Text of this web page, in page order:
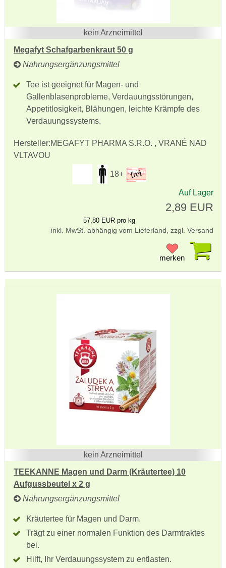
kein Arzneimittel
Megafyt Schafgarbenkraut 50 g
Nahrungsergänzungsmittel
Tee ist geeignet für Magen- und
Gallenblasenprobleme, Verdauungsstörungen,
Appetitlosigkeit, Blähungen, leichte Krämpfe des
Verdauungssystems.
Hersteller:MEGAFYT PHARMA S.R.O. , VRANÉ NAD
VLTAVOU
18+
Auf Lager
2,89 EUR
57,80 EUR pro kg
inkl. MwSt. abhängig vom Lieferland, zzgl. Versand
merken
kein Arzneimittel
TEEKANNE Magen und Darm (Kräutertee) 10
Aufgussbeutel x 2 g
Nahrungsergänzungsmittel
Kräutertee für Magen und Darm.
Trägt zu einer normalen Funktion des Darmtraktes
bei.
Hilft, Ihr Verdauungssystem zu entlasten.